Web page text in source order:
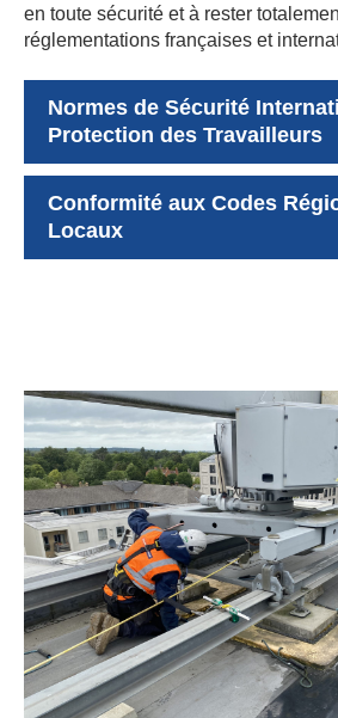
en toute sécurité et à rester
réglementations françaises et
Normes de Sécurité
Protection des Travailleurs
Conformité aux Codes
Locaux